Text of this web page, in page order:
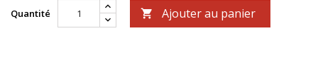
Quantité  Ajouter au panier